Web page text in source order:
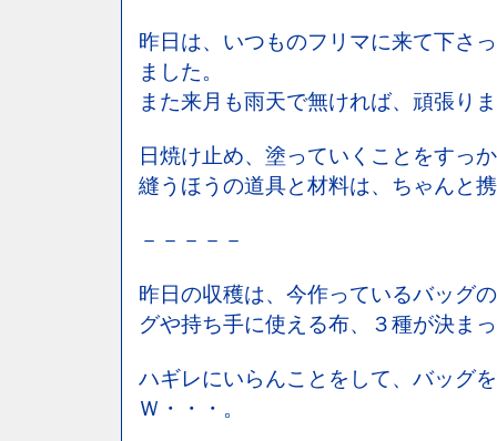
昨日は、いつものフリマに来て下さ
ました。
また来月も雨天で無ければ、頑張り
日焼け止め、塗っていくことをすっ
縫うほうの道具と材料は、ちゃんと
－－－－－
昨日の収穫は、今作っているバッグ
グや持ち手に使える布、３種が決ま
ハギレにいらんことをして、バッグ
Ｗ・・・。